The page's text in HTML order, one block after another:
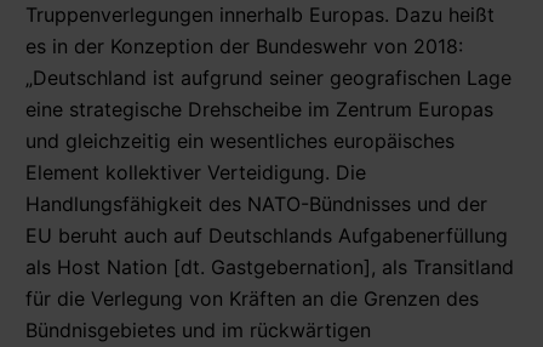
Truppenverlegungen innerhalb Europas. Dazu heißt
es in der Konzeption der Bundeswehr von 2018:
„Deutschland ist aufgrund seiner geografischen Lage
eine strategische Drehscheibe im Zentrum Europas
und gleichzeitig ein wesentliches europäisches
Element kollektiver Verteidigung. Die
Handlungsfähigkeit des NATO-Bündnisses und der
EU beruht auch auf Deutschlands Aufgabenerfüllung
als Host Nation [dt. Gastgebernation], als Transitland
für die Verlegung von Kräften an die Grenzen des
Bündnisgebietes und im rückwärtigen